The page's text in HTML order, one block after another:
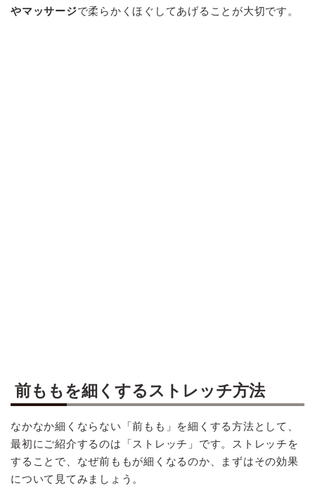
やマッサージで柔らかくほぐしてあげることが大切です。
前ももを細くするストレッチ方法
なかなか細くならない「前もも」を細くする方法として、
最初にご紹介するのは「ストレッチ」です。ストレッチを
することで、なぜ前ももが細くなるのか、まずはその効果
について見てみましょう。